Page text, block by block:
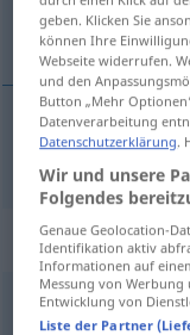
tobogan
tobogan
Eisbahn
geben. Klicken Sie
können Ihre
Webseite widerrufen.
und den
Button „Mehr
Datenverarbeitung
Datenschutzerklärung.
Wir und unsere
Folgendes
Genaue Geolocation-
Identifikation aktiv
Informationen auf
Messung von
Entwicklung von
Liste der Partner